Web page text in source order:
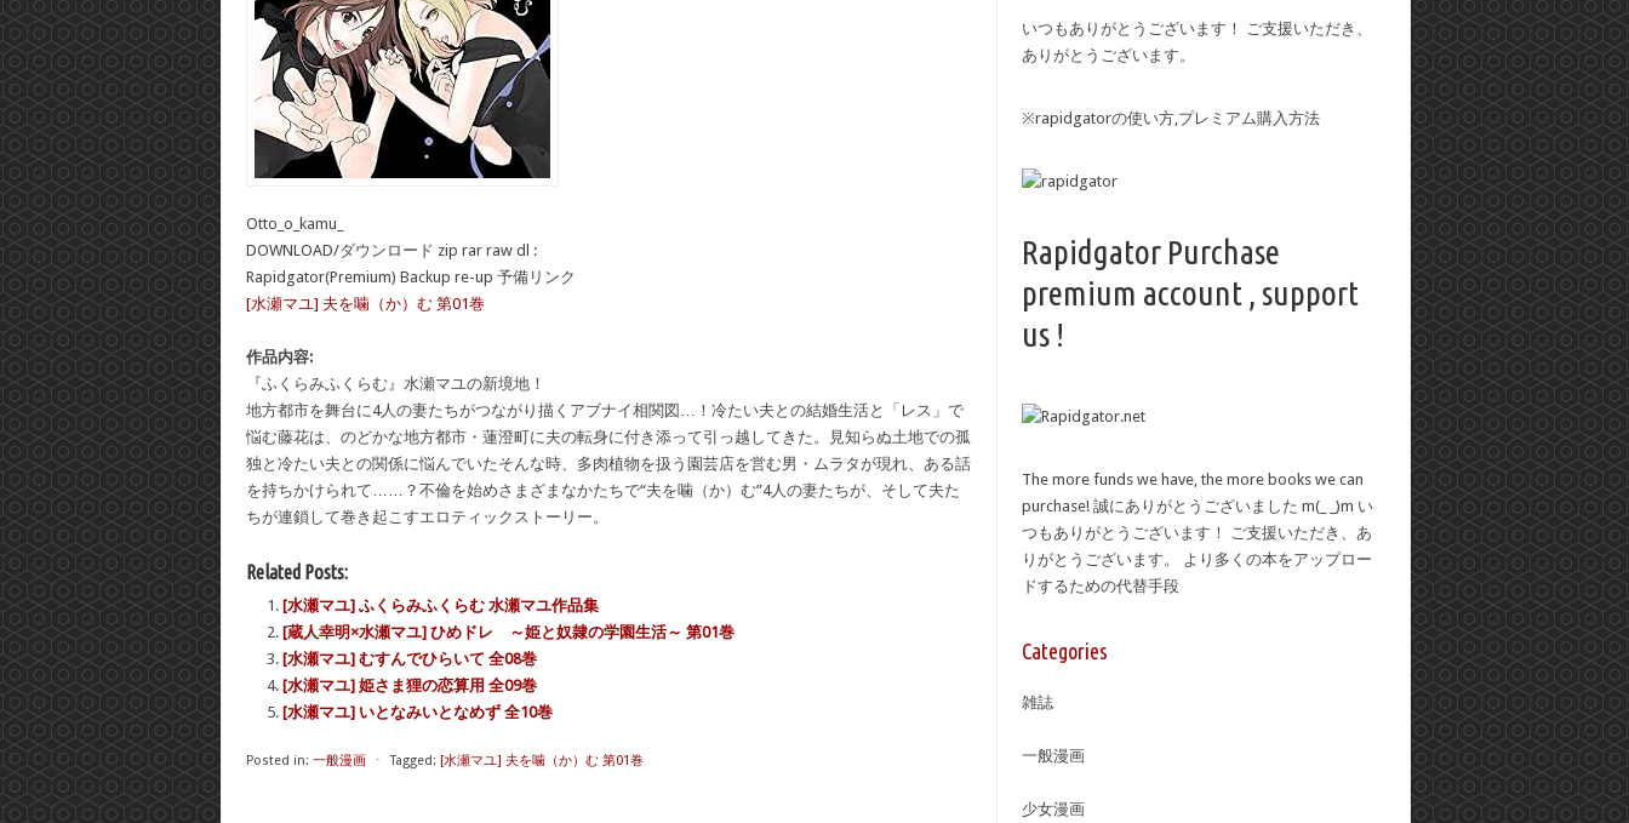
Otto_o_kamu_
DOWNLOAD/ダウンロード zip rar raw dl :
Rapidgator(Premium) Backup re-up 予備リンク
[水瀬マユ] 夫を噛（か）む 第01巻
作品内容:
『ふくらみふくらむ』水瀬マユの新境地！
地方都市を舞台に4人の妻たちがつながり描くアブナイ相関図…！冷たい夫との結婚生活と「レス」で
悩む藤花は、のどかな地方都市・蓮澄町に夫の転身に付き添って引っ越してきた。見知らぬ土地での孤
独と冷たい夫との関係に悩んでいたそんな時、多肉植物を扱う園芸店を営む男・ムラタが現れ、ある話
を持ちかけられて……？不倫を始めさまざまなかたちで“夫を噛（か）む”4人の妻たちが、そして夫た
ちが連鎖して巻き起こすエロティックストーリー。
Related Posts:
[水瀬マユ] ふくらみふくらむ 水瀬マユ作品集
[蔵人幸明×水瀬マユ] ひめドレ ～姫と奴隷の学園生活～ 第01巻
[水瀬マユ] むすんでひらいて 全08巻
[水瀬マユ] 姫さま狸の恋算用 全09巻
[水瀬マユ] いとなみいとなめず 全10巻
Posted in: 一般漫画 ⋅ Tagged: [水瀬マユ] 夫を噛（か）む 第01巻
いつもありがとうございます！ ご支援いただき、
ありがとうございます。
※rapidgatorの使い方,プレミアム購入方法
Rapidgator Purchase
premium account , support
us !
The more funds we have, the more books we can
purchase! 誠にありがとうございました m(_ _)m い
つもありがとうございます！ ご支援いただき、あ
りがとうございます。 より多くの本をアップロー
ドするための代替手段
Categories
雑誌
一般漫画
少女漫画